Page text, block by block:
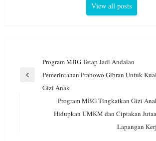
View all posts
Navigasi
pos
Program MBG Tetap Jadi Andalan
Pemerintahan Prabowo Gibran Untuk
Gizi Anak
Program MBG Tingkatkan Gizi
Hidupkan UMKM dan Ciptakan
Lapangan